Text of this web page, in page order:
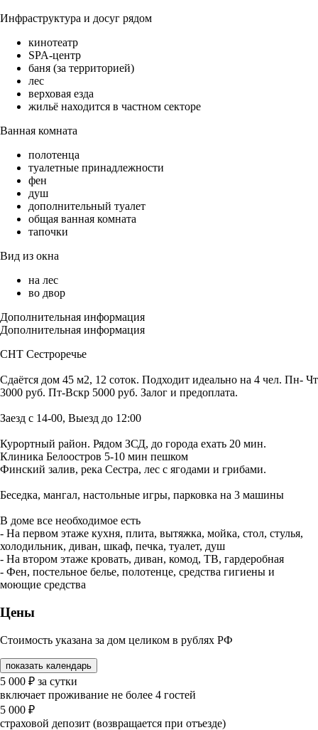
Инфраструктура и досуг рядом
кинотеатр
SPA-центр
баня (за территорией)
лес
верховая езда
жильё находится в частном секторе
Ванная комната
полотенца
туалетные принадлежности
фен
душ
дополнительный туалет
общая ванная комната
тапочки
Вид из окна
на лес
во двор
Дополнительная информация
Дополнительная информация
СНТ Сестроречье
Сдаётся дом 45 м2, 12 соток. Подходит идеально на 4 чел. Пн- Чт
3000 руб. Пт-Вскр 5000 руб. Залог и предоплата.
Заезд с 14-00, Выезд до 12:00
Курортный район. Рядом ЗСД, до города ехать 20 мин.
Клиника Белоостров 5-10 мин пешком
Финский залив, река Сестра, лес с ягодами и грибами.
Беседка, мангал, настольные игры, парковка на 3 машины
В доме все необходимое есть
- На первом этаже кухня, плита, вытяжка, мойка, стол, стулья,
холодильник, диван, шкаф, печка, туалет, душ
- На втором этаже кровать, диван, комод, ТВ, гардеробная
- Фен, постельное белье, полотенце, средства гигиены и
моющие средства
Цены
Стоимость указана за дом целиком в рублях РФ
показать календарь
5 000 ₽ за сутки
включает проживание не более 4 гостей
5 000 ₽
страховой депозит (возвращается при отъезде)